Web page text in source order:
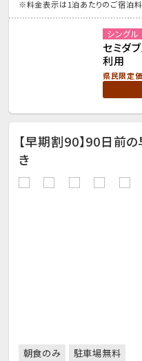
※料金表示は1泊あたりのご宿泊料
シングル
セミダ
利用
県民限定
【早期割90】90日前
き
朝食のみ 駐車場無料